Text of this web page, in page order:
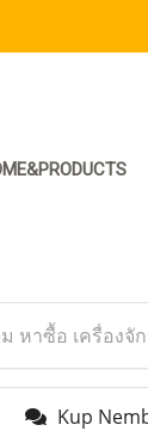
หาซื้อ เครื่องจั
Kup